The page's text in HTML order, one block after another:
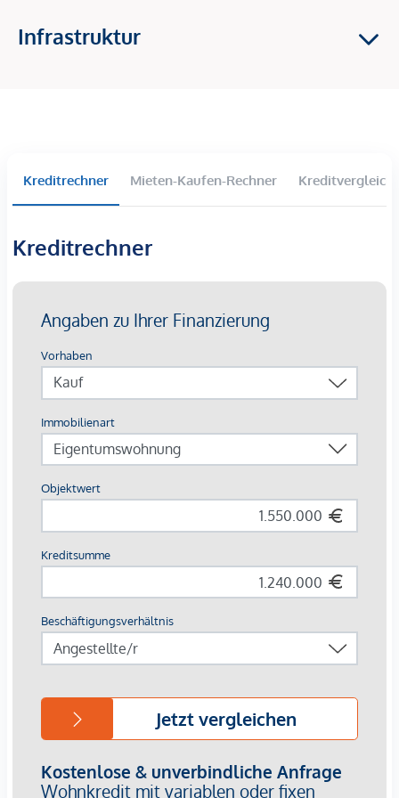
Vorbereitung für Außenküchen
von den Sieveringer Weingärten auf den Ausläufern des
Pfaffenbergs und des Schenkenbergs, bietet dieser Ort eine
idyllische Umgebung für Erholung und Genuss. Erleben Sie
regionalen Schmankerl und einem erfrischenden Glas Wein.
Erholen Sie sich von den pulsierenden Straßen des Wiener
Stadtzentrums in den malerischen Weingärten von
Sievering.
in 25 Minuten mit dem Auto ins Stadtzentrum
in 41 Minuten mit öffentlichen Verkehrsmitteln zum
in 10 Minuten zu Fuß zur Linie 35A
in 34 Minuten mit öffentlichen Verkehrsmitteln zur S-
Fertigstellung voraussichtlich September 2024!
Wir weisen darauf hin, dass zwischen dem Vermittler und
dem zu vermittelnden Dritten ein familiäres oder
Der Vermittler ist als Doppelmakler tätig.
Infrastruktur / Entfernungen
Infrastruktur
Kreditrechner Mieten-Kaufen-Rechner Kreditvergleich
Kreditrechner